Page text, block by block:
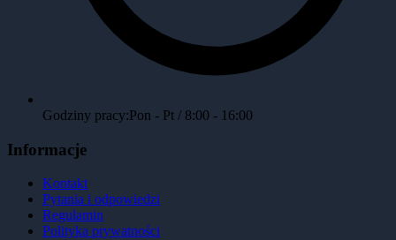
Godziny pracy:Pon - Pt / 8:00 - 16:00
Informacje
Kontakt
Pytania i odpowiedzi
Regulamin
Polityka prywatności